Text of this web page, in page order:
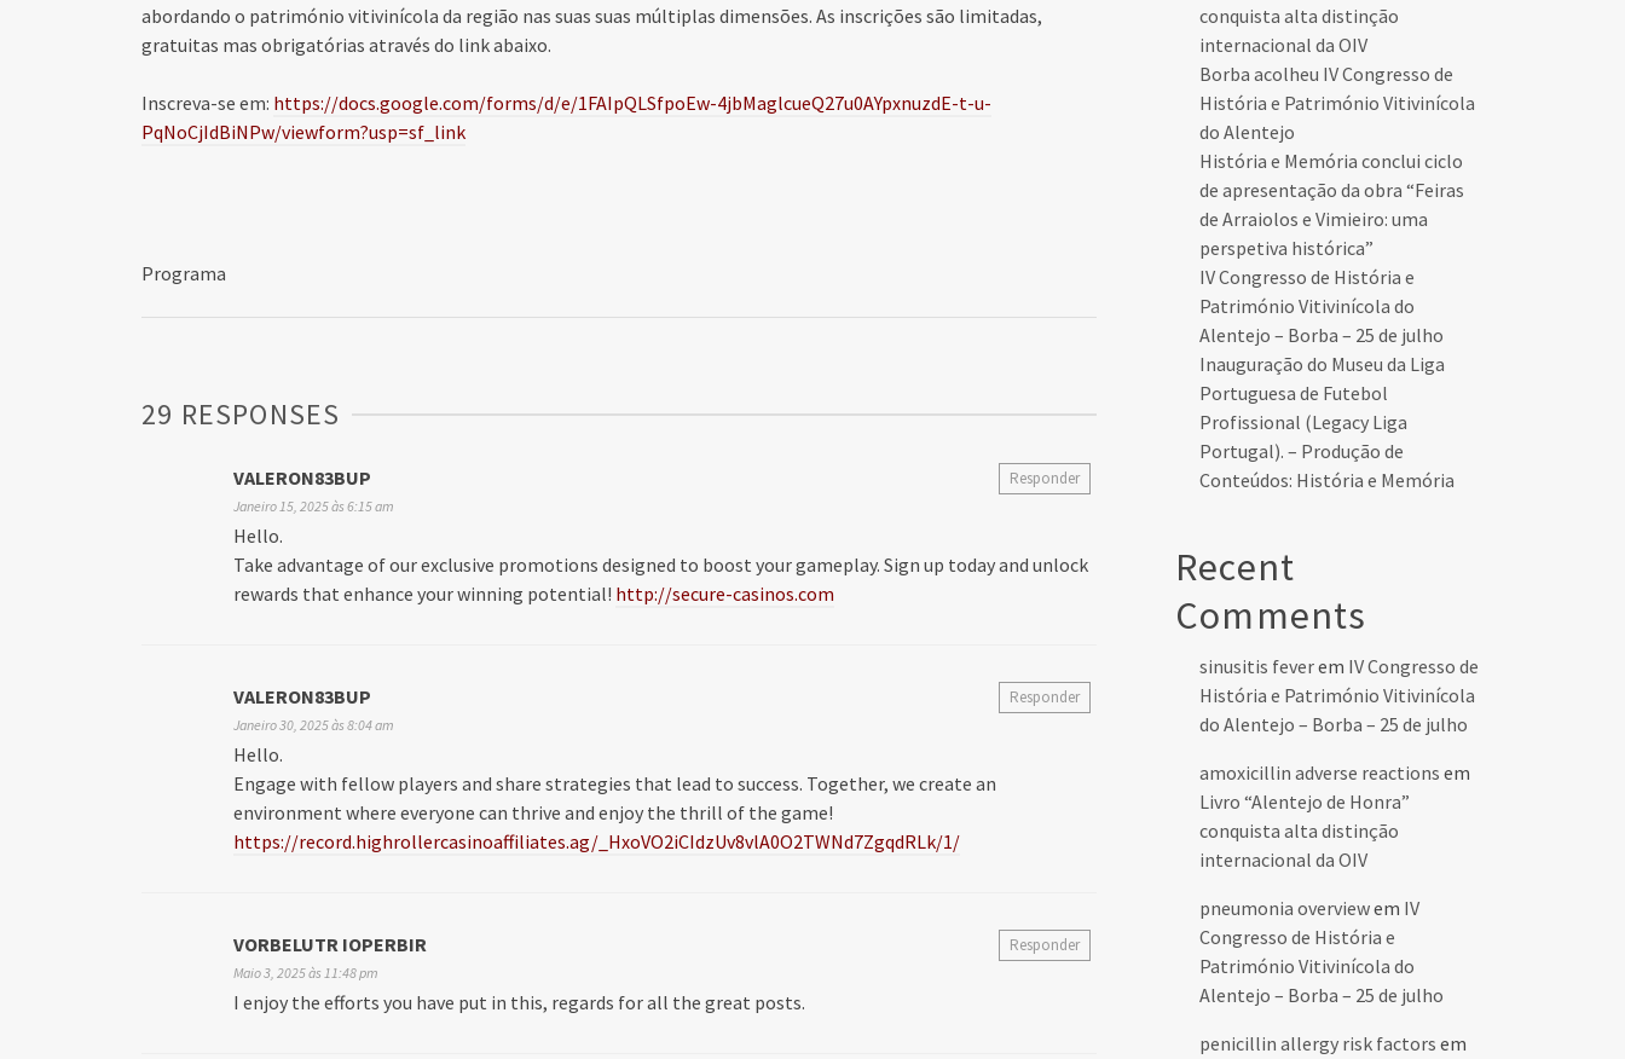
abordando o património vitivinícola da região nas suas suas múltiplas dimensões. As inscrições são limitadas,
gratuitas mas obrigatórias através do link abaixo.
Inscreva-se em: https://docs.google.com/forms/d/e/1FAIpQLSfpoEw-4jbMaglcueQ27u0AYpxnuzdE-t-u-
PqNoCjIdBiNPw/viewform?usp=sf_link
Programa
29 RESPONSES
VALERON83BUP
Janeiro 15, 2025 às 6:15 am
Hello.
Take advantage of our exclusive promotions designed to boost your gameplay. Sign up today and unlock
rewards that enhance your winning potential! http://secure-casinos.com
Responder
VALERON83BUP
Janeiro 30, 2025 às 8:04 am
Hello.
Engage with fellow players and share strategies that lead to success. Together, we create an
environment where everyone can thrive and enjoy the thrill of the game!
https://record.highrollercasinoaffiliates.ag/_HxoVO2iCIdzUv8vlA0O2TWNd7ZgqdRLk/1/
Responder
VORBELUTR IOPERBIR
Maio 3, 2025 às 11:48 pm
I enjoy the efforts you have put in this, regards for all the great posts.
Responder
conquista alta distinção
internacional da OIV
Borba acolheu IV Congresso de
História e Património Vitivinícola
do Alentejo
História e Memória conclui ciclo
de apresentação da obra “Feiras
de Arraiolos e Vimieiro: uma
perspetiva histórica”
IV Congresso de História e
Património Vitivinícola do
Alentejo – Borba – 25 de julho
Inauguração do Museu da Liga
Portuguesa de Futebol
Profissional (Legacy Liga
Portugal). – Produção de
Conteúdos: História e Memória
Recent
Comments
sinusitis feverem IV Congresso de
História e Património Vitivinícola
do Alentejo – Borba – 25 de julho
amoxicillin adverse reactions em
Livro “Alentejo de Honra”
conquista alta distinção
internacional da OIV
pneumonia overviewem IV
Congresso de História e
Património Vitivinícola do
Alentejo – Borba – 25 de julho
penicillin allergy risk factors em